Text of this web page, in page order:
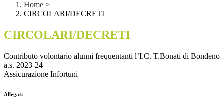
Home >
CIRCOLARI/DECRETI
CIRCOLARI/DECRETI
Contributo volontario alunni frequentanti l’I.C. T.Bonati di Bondeno
a.s. 2023-24
Assicurazione Infortuni
Allegati